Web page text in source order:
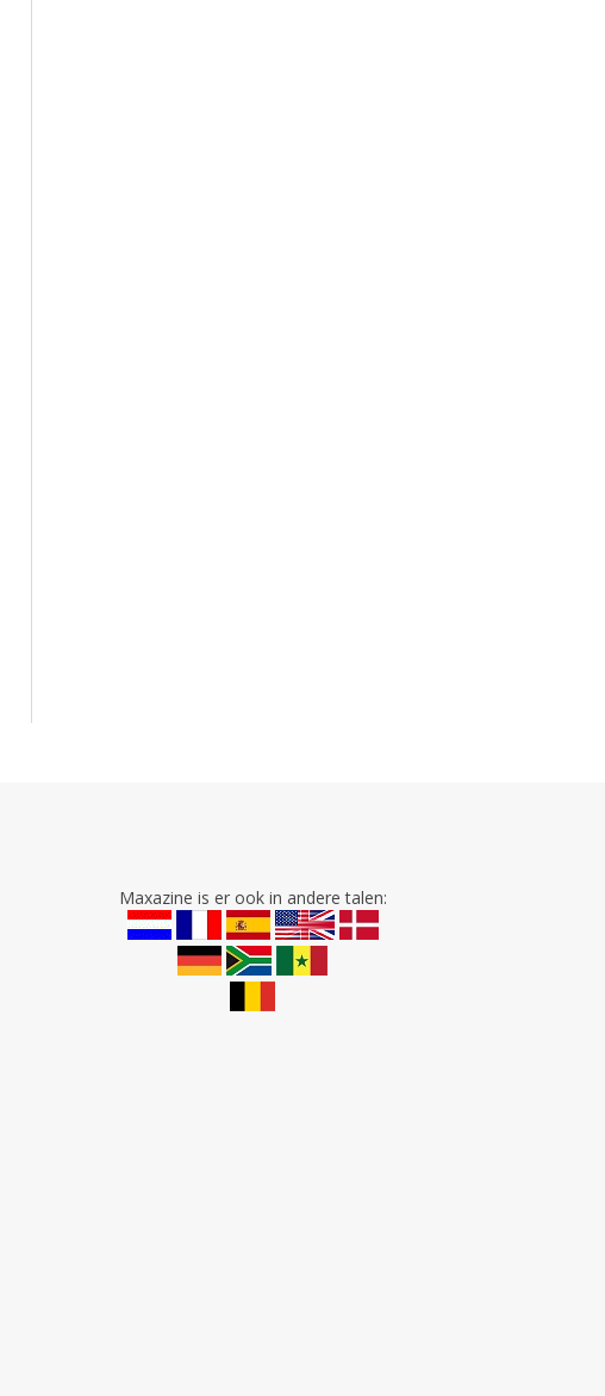
Maxazine is er ook in andere talen: